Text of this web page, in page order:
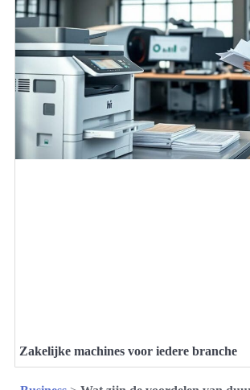
Zakelijke machines voor iedere branche